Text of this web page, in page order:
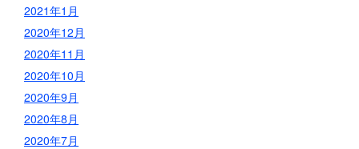
2021年1月
2020年12月
2020年11月
2020年10月
2020年9月
2020年8月
2020年7月